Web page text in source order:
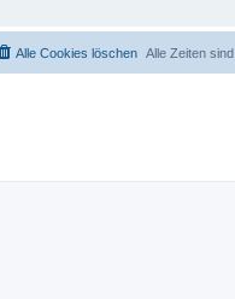
Alle Zeiten sind
Alle Cookies löschen